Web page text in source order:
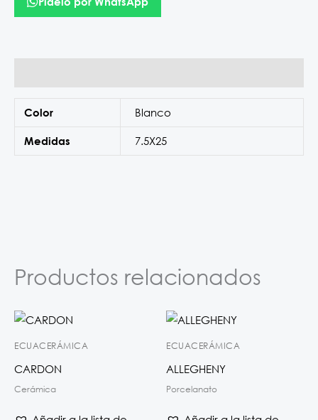
Color Blanco
Medidas 7.5X25
Productos relacionados
ECUACERÁMICA
CARDON
Cerámica
ECUACERÁMICA
ALLEGHENY
Porcelanato